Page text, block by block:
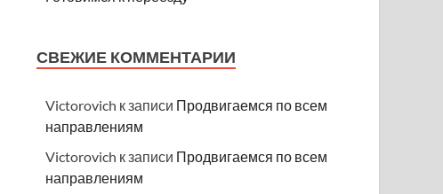
СВЕЖИЕ КОММЕНТАРИИ
Victorovich к записи Продвигаемся по всем
направлениям
Victorovich к записи Продвигаемся по всем
направлениям